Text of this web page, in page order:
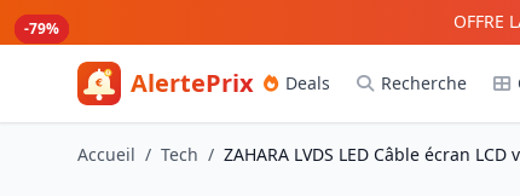
Aller au contenu principal OFFRE
AlertePrix
Meilleurs deals Amazon France
Deals Recherche
Accueil / Tech / ZAHARA LVDS LED Câble écran
-80%
-80%
-79%
-79%